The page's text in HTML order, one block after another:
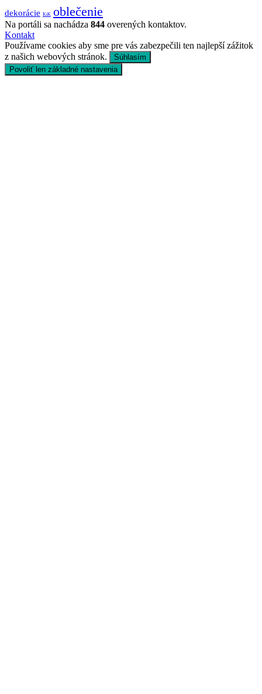
dekorácie KiK oblečenie
Na portáli sa nachádza 844 overených kontaktov.
Kontakt
Používame cookies aby sme pre vás zabezpečili ten najlepší zážitok
z našich webových stránok.
Súhlasím
Povoliť len základné nastavenia